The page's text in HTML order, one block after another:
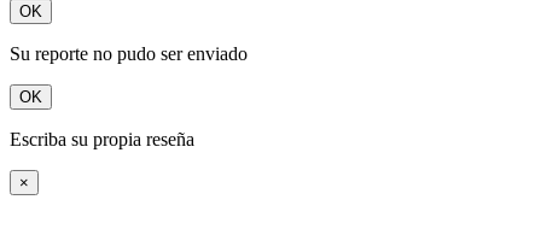
OK
Su reporte no pudo ser enviado
OK
Escriba su propia reseña
×